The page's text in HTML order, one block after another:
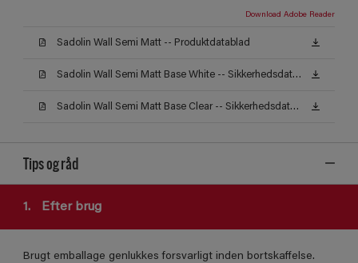
Download Adobe Reader
Sadolin Wall Semi Matt -- Produktdatablad
Sadolin Wall Semi Matt Base White -- Sikkerhedsdatablad
Sadolin Wall Semi Matt Base Clear -- Sikkerhedsdatablad
Tips og råd
1. Efter brug
Brugt emballage genlukkes forsvarligt inden bortskaffelse.